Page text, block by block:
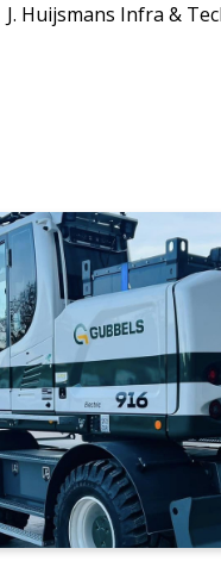
J. Huijsmans Infra &